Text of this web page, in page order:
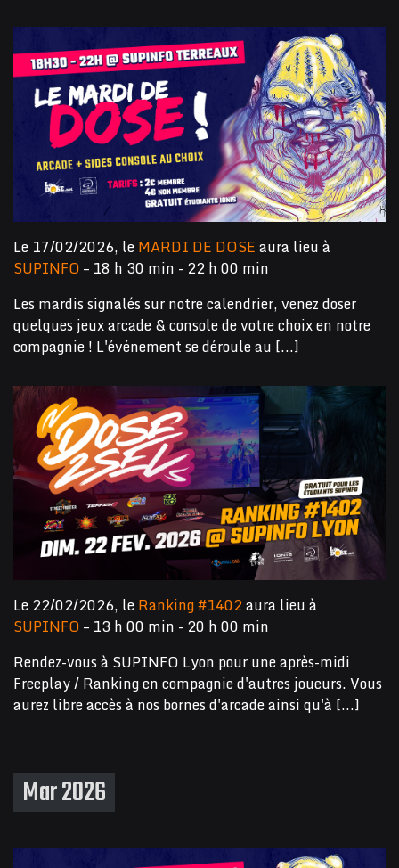
Le 17/02/2026, leMARDI DE DOSEaura lieu à
SUPINFO– 18 h 30 min - 22 h 00 min
Les mardis signalés sur notre calendrier, venez doser
quelques jeux arcade & console de votre choix en notre
compagnie ! L'événement se déroule au [...]
Le 22/02/2026, leRanking #1402aura lieu à
SUPINFO– 13 h 00 min - 20 h 00 min
Rendez-vous à SUPINFO Lyon pour une après-midi
Freeplay / Ranking en compagnie d'autres joueurs. Vous
aurez libre accès à nos bornes d'arcade ainsi qu'à [...]
Mar 2026